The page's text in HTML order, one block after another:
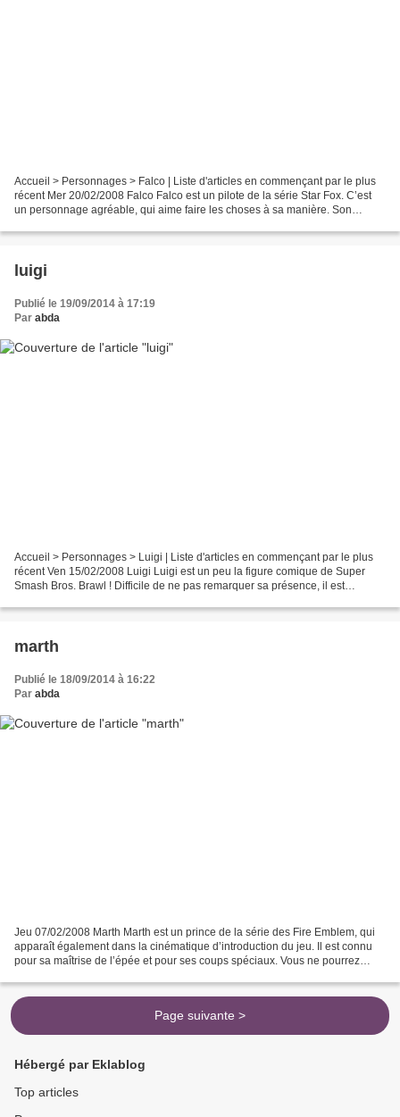
Accueil > Personnages > Falco | Liste d'articles en commençant par le plus
récent Mer 20/02/2008 Falco Falco est un pilote de la série Star Fox. C’est
un personnage agréable, qui aime faire les choses à sa manière. Son
luigi
Publié le 19/09/2014 à 17:19
Par abda
Accueil > Personnages > Luigi | Liste d'articles en commençant par le plus
récent Ven 15/02/2008 Luigi Luigi est un peu la figure comique de Super
Smash Bros. Brawl ! Difficile de ne pas remarquer sa présence, il est
marth
Publié le 18/09/2014 à 16:22
Par abda
Jeu 07/02/2008 Marth Marth est un prince de la série des Fire Emblem, qui
apparaît également dans la cinématique d’introduction du jeu. Il est connu
pour sa maîtrise de l’épée et pour ses coups spéciaux. Vous ne pourrez
Page suivante >
Hébergé par Eklablog
Top articles